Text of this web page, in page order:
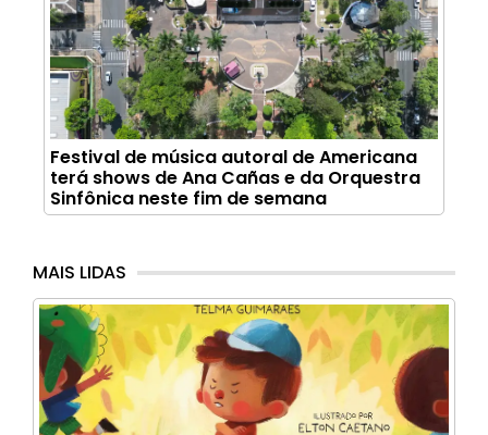
Festival de música autoral de Americana
terá shows de Ana Cañas e da Orquestra
Sinfônica neste fim de semana
MAIS LIDAS